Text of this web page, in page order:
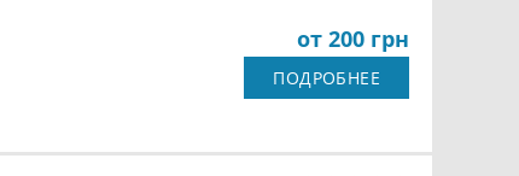
от 200 грн
ПОДРОБНЕЕ